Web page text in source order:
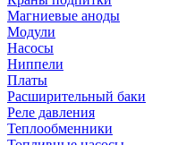
Магниевые аноды
Модули
Насосы
Ниппели
Платы
Расширительный баки
Реле давления
Теплообменники